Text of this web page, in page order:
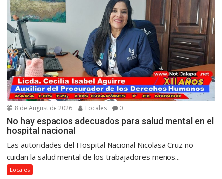
8 de August de 2026 Locales 0
No hay espacios adecuados para salud mental en el
hospital nacional
Las autoridades del Hospital Nacional Nicolasa Cruz no
cuidan la salud mental de los trabajadores menos...
Locales